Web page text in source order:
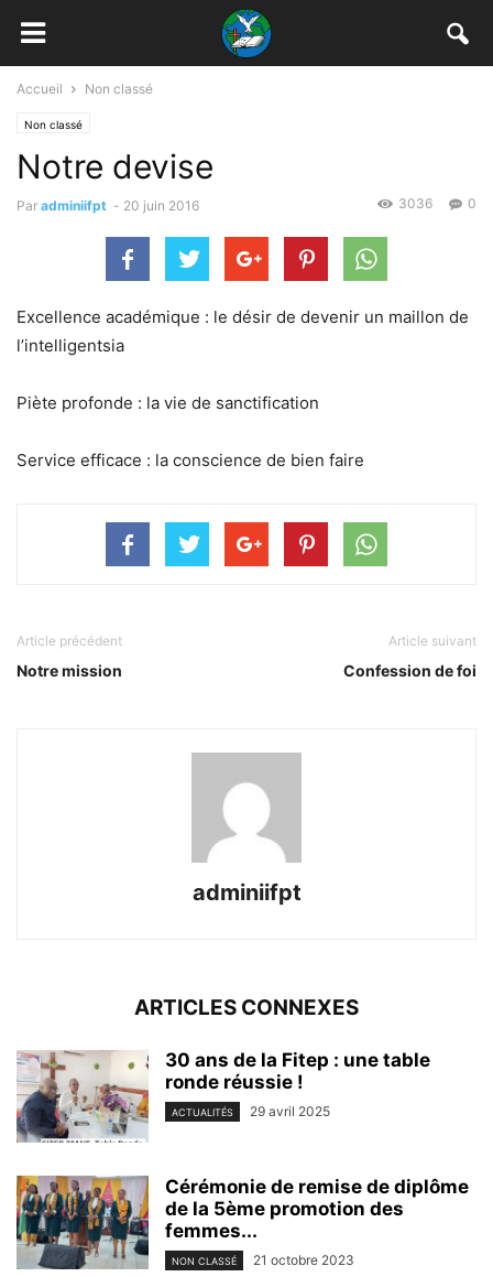
Accueil Non classé
Non classé
Notre devise
Par adminiifpt - 20 juin 2016 0
3036
Excellence académique : le désir de devenir un maillon de
l’intelligentsia
Piète profonde : la vie de sanctification
Service efficace : la conscience de bien faire
Article précédent
Notre mission
Article suivant
Confession de foi
adminiifpt
ARTICLES CONNEXES
30 ans de la Fitep : une table
ronde réussie !
ACTUALITÉS 29 avril 2025
Cérémonie de remise de diplôme
de la 5ème promotion des
femmes...
NON CLASSÉ 21 octobre 2023